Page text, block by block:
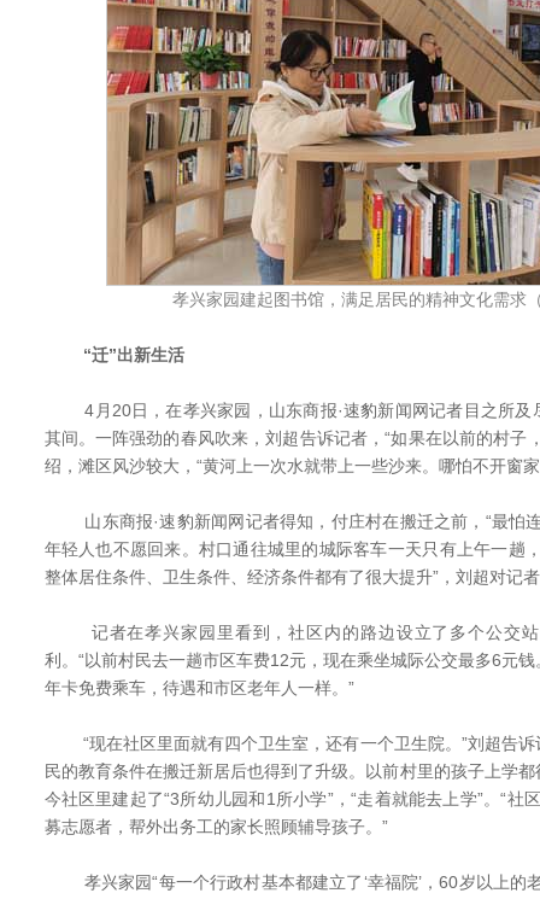
孝兴家园建起图书馆，满足居民的精神文化需求
“迁”出新生活
4月20日，在孝兴家园，山东商报·速豹新闻网记者目之所及
其间。一阵强劲的春风吹来，刘超告诉记者，“如果在以前的村子
绍，滩区风沙较大，“黄河上一次水就带上一些沙来。哪怕不开窗
山东商报·速豹新闻网记者得知，付庄村在搬迁之前，“最怕
年轻人也不愿回来。村口通往城里的城际客车一天只有上午一趟
整体居住条件、卫生条件、经济条件都有了很大提升”，刘超对记
记者在孝兴家园里看到，社区内的路边设立了多个公交站
利。“以前村民去一趟市区车费12元，现在乘坐城际公交最多6元
年卡免费乘车，待遇和市区老年人一样。”
“现在社区里面就有四个卫生室，还有一个卫生院。”刘超告诉
民的教育条件在搬迁新居后也得到了升级。以前村里的孩子上学
今社区里建起了“3所幼儿园和1所小学”，“走着就能去上学”。“社
募志愿者，帮外出务工的家长照顾辅导孩子。”
孝兴家园“每一个行政村基本都建立了‘幸福院’，60岁以上的